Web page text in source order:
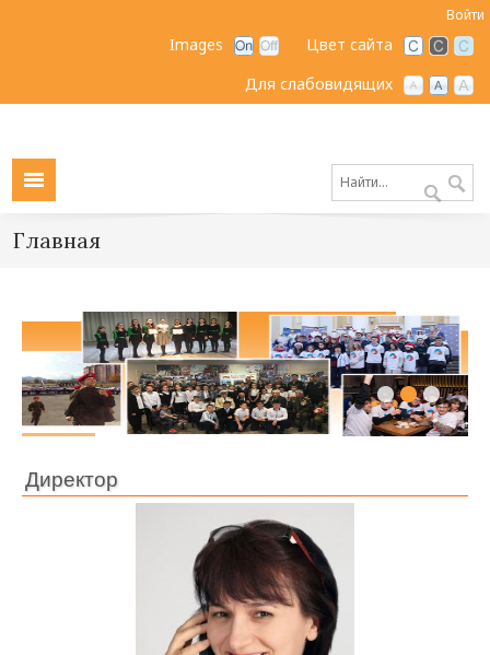
Войти
Цвет сайта
Images
Для слабовидящих
Главная
Директор